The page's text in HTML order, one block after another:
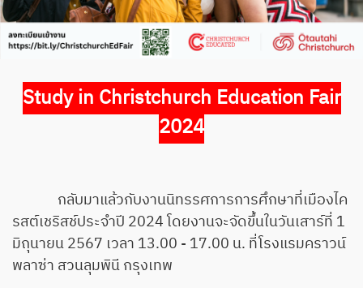
Study in Christchurch Education Fair
2024
กลับมาแล้วกับงานนิทรรศการการศึกษาที่เมืองไค
รสต์เชริสช์ประจำปี 2024 โดยงานจะจัดขึ้นในวันเสาร์ที่ 1
มิถุนายน 2567 เวลา 13.00 - 17.00 น. ที่โรงแรมคราวน์
พลาซ่า สวนลุมพินี กรุงเทพ